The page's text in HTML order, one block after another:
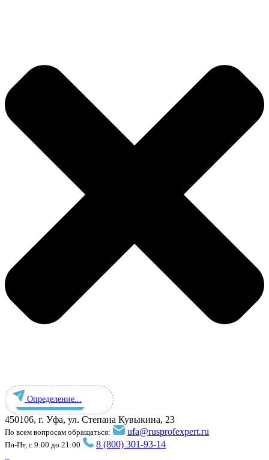
Определение...
450106, г. Уфа, ул. Степана Кувыкина, 23
По всем вопросам обращаться: ufa@rusprofexpert.ru
Пн-Пт, с 9:00 до 21:00 8 (800) 301-93-14